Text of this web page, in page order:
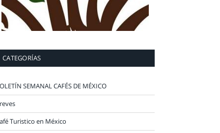
CATEGORÍAS
SEMANAL CAFÉS DE MÉXICO
Turistico en México